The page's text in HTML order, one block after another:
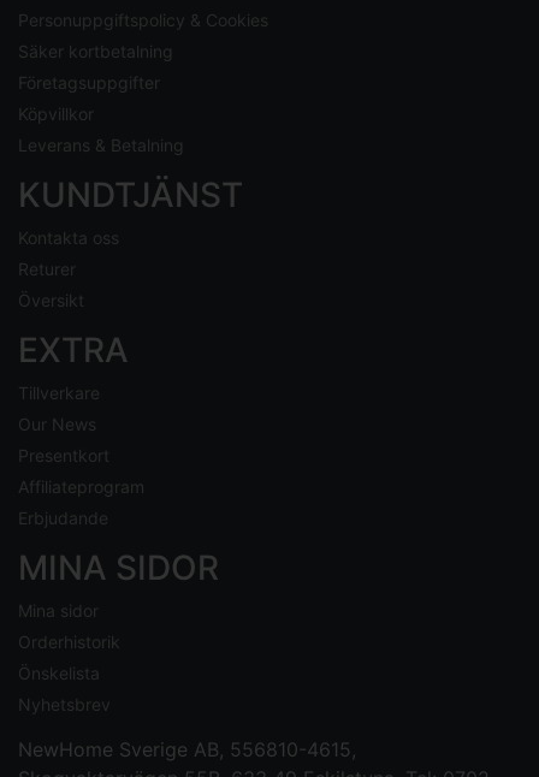
Personuppgiftspolicy & Cookies
Säker kortbetalning
Företagsuppgifter
Köpvillkor
Leverans & Betalning
KUNDTJÄNST
Kontakta oss
Returer
Översikt
EXTRA
Tillverkare
Our News
Presentkort
Affiliateprogram
Erbjudande
MINA SIDOR
Mina sidor
Orderhistorik
Önskelista
Nyhetsbrev
NewHome Sverige AB, 556810-4615,